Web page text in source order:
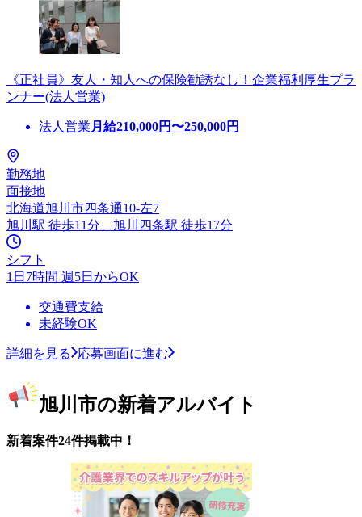
《正社員》友人・知人への保険勧誘なし！企業福利厚生プラ
ンナー(法人営業)
法人営業 月給210,000円〜250,000円
勤務地
面接地
北海道旭川市四条通10-左7
旭川駅 徒歩11分、旭川四条駅 徒歩17分
シフト
1日7時間 週5日からOK
交通費支給
未経験OK
詳細を見る 応募画面に進む
旭川市の新着アルバイト
新着案件24件掲載中！